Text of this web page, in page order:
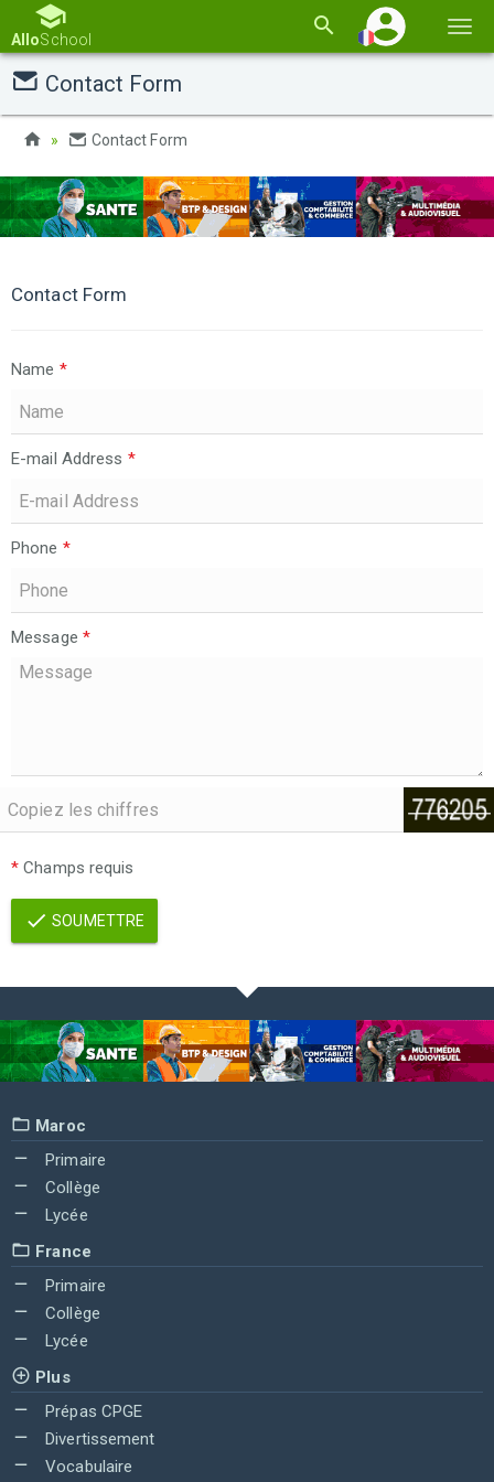
la
AlloSchool
Contact Form
Contact Form
Contact Form
Name *
E-mail Address *
Phone *
Message *
* Champs requis
SOUMETTRE
Maroc
Primaire
Collège
Lycée
France
Primaire
Collège
Lycée
Plus
Prépas CPGE
Divertissement
Vocabulaire